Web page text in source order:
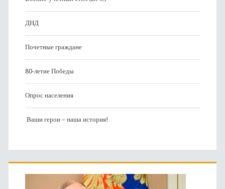
ДНД
Почетные граждане
80-летие Победы
Опрос населения
Ваши герои – наша история!